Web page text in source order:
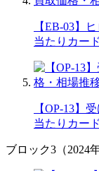
【EB-03】
当たりカー
【OP-13】
当たりカー
ブロック3（2024